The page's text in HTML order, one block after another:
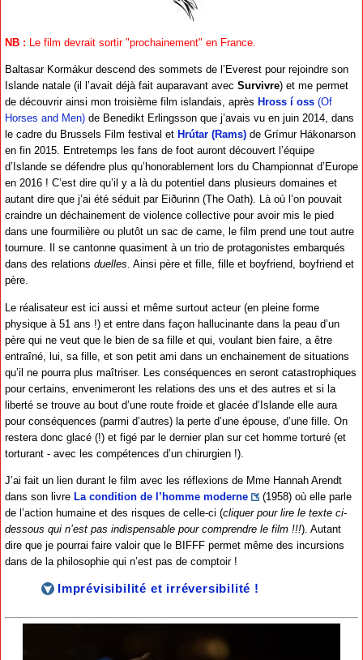
NB : Le film devrait sortir "prochainement" en France.
Baltasar Kormákur descend des sommets de l’Everest pour rejoindre son
Islande natale (il l’avait déjà fait auparavant avec Survivre) et me permet
de découvrir ainsi mon troisième film islandais, après Hross í oss (Of
Horses and Men) de Benedikt Erlingsson que j’avais vu en juin 2014, dans
le cadre du Brussels Film festival et Hrútar (Rams) de Grímur Hákonarson
en fin 2015. Entretemps les fans de foot auront découvert l’équipe
d’Islande se défendre plus qu’honorablement lors du Championnat d’Europe
en 2016 ! C’est dire qu’il y a là du potentiel dans plusieurs domaines et
autant dire que j’ai été séduit par Eiðurinn (The Oath). Là où l’on pouvait
craindre un déchainement de violence collective pour avoir mis le pied
dans une fourmilière ou plutôt un sac de came, le film prend une tout autre
tournure. Il se cantonne quasiment à un trio de protagonistes embarqués
dans des relations duelles. Ainsi père et fille, fille et boyfriend, boyfriend et
père.
Le réalisateur est ici aussi et même surtout acteur (en pleine forme
physique à 51 ans !) et entre dans façon hallucinante dans la peau d’un
père qui ne veut que le bien de sa fille et qui, voulant bien faire, a être
entraîné, lui, sa fille, et son petit ami dans un enchainement de situations
qu’il ne pourra plus maîtriser. Les conséquences en seront catastrophiques
pour certains, envenimeront les relations des uns et des autres et si la
liberté se trouve au bout d’une route froide et glacée d’Islande elle aura
pour conséquences (parmi d’autres) la perte d’une épouse, d’une fille. On
restera donc glacé (!) et figé par le dernier plan sur cet homme torturé (et
torturant - avec les compétences d’un chirurgien !).
J’ai fait un lien durant le film avec les réflexions de Mme Hannah Arendt
dans son livre La condition de l’homme moderne
(1958) où elle parle
de l’action humaine et des risques de celle-ci (cliquer pour lire le texte ci-
dessous qui n’est pas indispensable pour comprendre le film !!!). Autant
dire que je pourrai faire valoir que le BIFFF permet même des incursions
dans de la philosophie qui n’est pas de comptoir !
Imprévisibilité et irréversibilité !